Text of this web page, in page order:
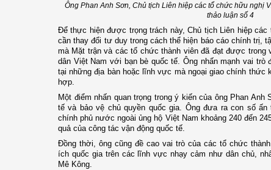
Ông Phan Anh Sơn, Chủ tịch Liên hiệp các tổ chức hữu nghị
thảo luận số 4
Để thực hiện được trọng trách này, Chủ tịch Liên hiệp
cần thay đổi tư duy trong cách thể hiện báo cáo chính trị,
mà Mặt trận và các tổ chức thành viên đã đạt được trong
dân Việt Nam với bạn bè quốc tế. Ông nhấn mạnh vai trò
tại những địa bàn hoặc lĩnh vực mà ngoại giao chính thức
hợp.
Một điểm nhấn quan trọng trong ý kiến của ông Phan
tế và bảo vệ chủ quyền quốc gia. Ông đưa ra con số
chính phủ nước ngoài ủng hộ Việt Nam khoảng 240 đến
quả của công tác vận động quốc tế.
Đồng thời, ông cũng đề cao vai trò của các tổ chức
ích quốc gia trên các lĩnh vực nhạy cảm như dân chủ,
Mê Kông.